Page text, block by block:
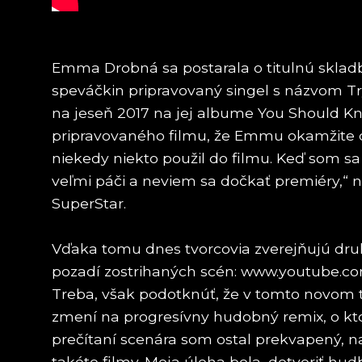
Emma Drobná sa postarala o titulnú
speváčkin pripravovaný singel s názvom
na jeseň 2017 na jej albume You Should
pripravovaného filmu, že Emmu okamžite
niekedy niekto použil do filmu. Keď som
veľmi páči a neviem sa dočkať
SuperStar.
Vďaka tomu dnes tvorcovia zverejňujú
pozadí zostrihaných scén:
Treba, však podotknúť, že v tomto novom
zmení na progresívny hudobný remix, o
prečítaní scenára som ostal prekvapený,